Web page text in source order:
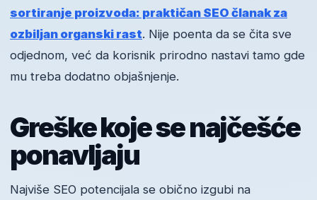
sortiranje proizvoda: praktičan SEO članak za
ozbiljan organski rast. Nije poenta da se čita sve
odjednom, već da korisnik prirodno nastavi tamo gde
mu treba dodatno objašnjenje.
Greške koje se najčešće
ponavljaju
Najviše SEO potencijala se obično izgubi na